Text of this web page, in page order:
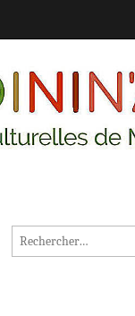
Rechercher :